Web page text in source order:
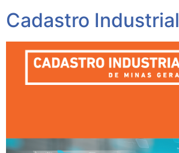
Cadastro Industrial